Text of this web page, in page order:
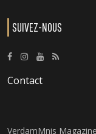
SUIVEZ-NOUS
Contact
VerdamMnis